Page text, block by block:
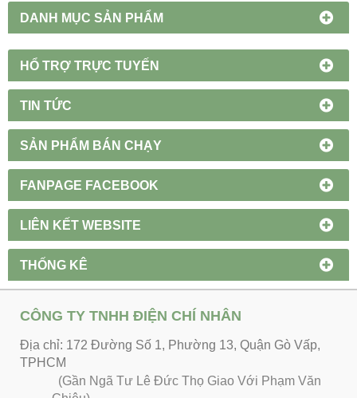
DANH MỤC SẢN PHẨM
HỔ TRỢ TRỰC TUYẾN
TIN TỨC
SẢN PHẨM BÁN CHẠY
FANPAGE FACEBOOK
LIÊN KẾT WEBSITE
THỐNG KÊ
CÔNG TY TNHH ĐIỆN CHÍ NHÂN
Địa chỉ: 172 Đường Số 1, Phường 13, Quận Gò Vấp,
TPHCM
(Gần Ngã Tư Lê Đức Thọ Giao Với Phạm Văn